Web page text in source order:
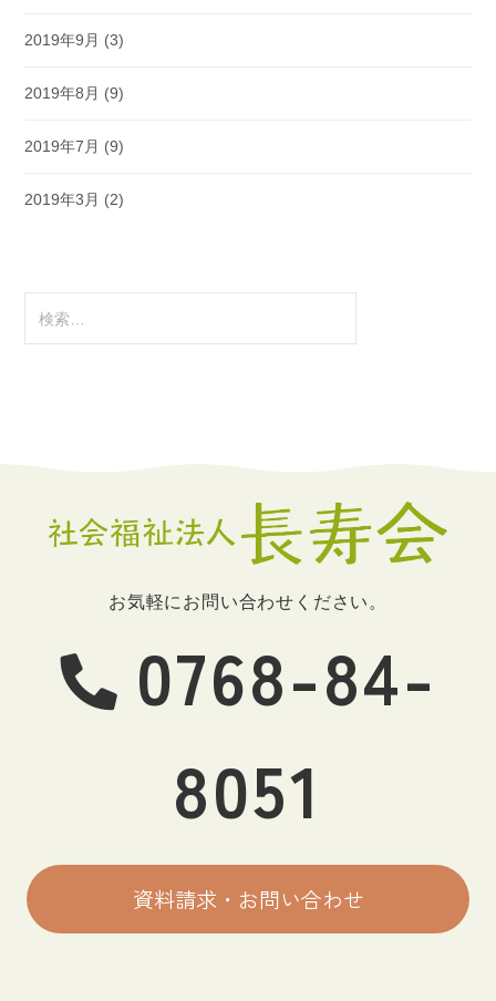
2019年9月 (3)
2019年8月 (9)
2019年7月 (9)
2019年3月 (2)
索:
お気軽にお問い合わせください。
0768-84-
8051
資料請求・お問い合わせ